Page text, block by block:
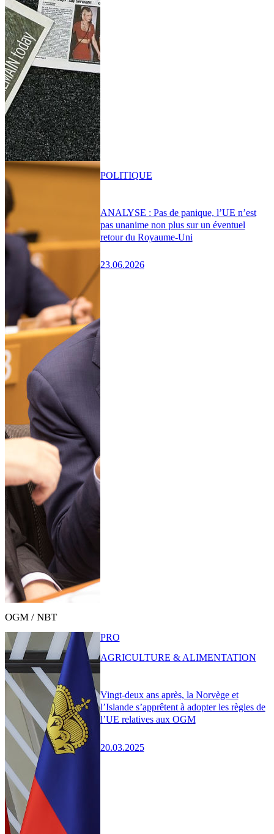
ANALYSE : Pas de panique, l’UE n’est
pas unanime non plus sur un éventuel
retour du Royaume-Uni
23.06.2026
POLITIQUE
OGM / NBT
Vingt-deux ans après, la Norvège et
l’Islande s’apprêtent à adopter les règles de
l’UE relatives aux OGM
20.03.2025
PRO
AGRICULTURE & ALIMENTATION